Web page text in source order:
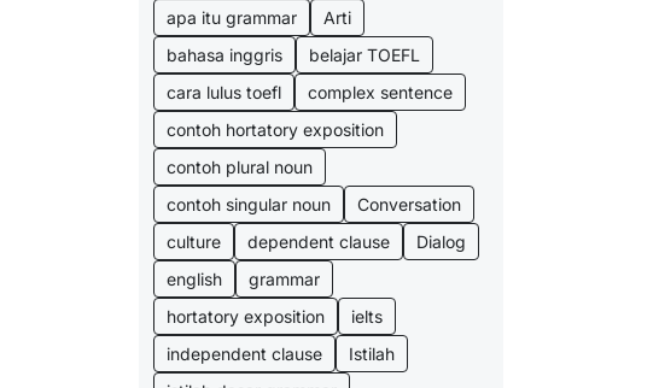
apa itu grammar
Arti
bahasa inggris
belajar TOEFL
cara lulus toefl
complex sentence
contoh hortatory exposition
contoh plural noun
contoh singular noun
Conversation
culture
dependent clause
Dialog
english
grammar
hortatory exposition
ielts
independent clause
Istilah